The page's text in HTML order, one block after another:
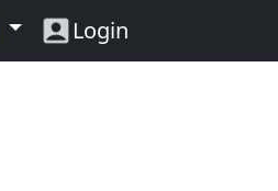
Login